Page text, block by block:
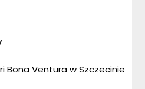
Bona Ventura w Szczecinie